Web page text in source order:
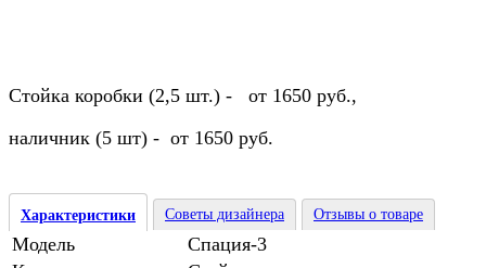
Стойка коробки (2,5 шт.) - от 1650 руб.,
наличник (5 шт) - от 1650 руб.
Характеристики Советы дизайнера Отзывы о товаре
Модель
Спация-3